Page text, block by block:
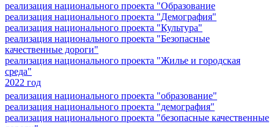
реализация национального проекта "Образование
реализация национального проекта "Демография"
реализация национального проекта "Культура"
реализация национального проекта "Безопасные
качественные дороги"
реализация национального проекта "Жилье и городская
среда"
2022 год
реализация национального проекта "образование"
реализация национального проекта "демография"
реализация национального проекта "безопасные качественные